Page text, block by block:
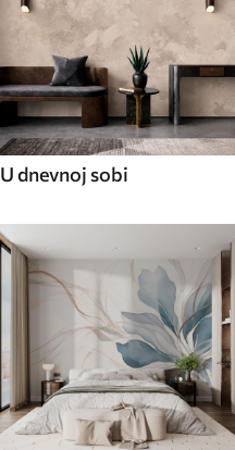
U dnevnoj sobi